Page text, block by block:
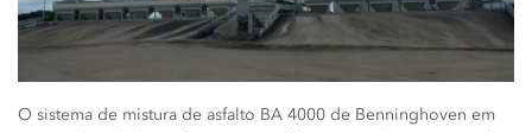
O sistema de mistura de asfalto BA 4000 de Benninghoven em